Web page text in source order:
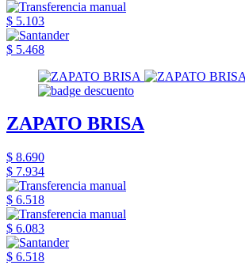
$ 5.103
$ 5.468
ZAPATO BRISA
$ 8.690
$ 7.934
$ 6.518
$ 6.083
$ 6.518